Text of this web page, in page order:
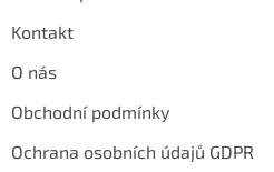
Kontakt
O nás
Obchodní podmínky
Ochrana osobních údajů GDPR